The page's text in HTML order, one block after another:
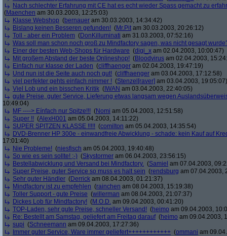
Nach schlechter Erfahrung mit CE hat es echt wieder Spass gemacht zu
(Maenchen am 30.03.2003, 12:25:03)
Klasse Webshop (bernauer am 30.03.2003, 14:34:42)
Bislang keinen Besseren gefunden! (Mr.Pit am 30.03.2003, 20:26:12)
Toll - aber ein Problem (DonKilluminati am 31.03.2003, 07:52:16)
Was soll man schon noch groß zu Mindfactory sagen, was nicht gesagt
Einer der besten Web-Shops für Hardware (digi_x am 02.04.2003, 10:00:47)
Mit großem Abstand der beste Onlineshop! (Bloodvirus am 02.04.2003,
Einfach nur klasse der Laden (cliffhaenger am 02.04.2003, 19:47:19)
Und nun ist die Seite auch noch gut! (cliffhaenger am 03.04.2003, 17:12:58)
viel perfekter gehts einfach nimmer ! (Stenzel[raver] am 03.04.2003, 19:05:07)
Viel Lob und ein bisschen Kritik ( IWAN am 03.04.2003, 22:40:05)
gute Preise, guter Service, Lieferung etwas langsam wegen
10:49:04)
MF ----> Eínfach nur Spitze!!! (Nomi am 05.04.2003, 12:51:58)
Super !! (AlexH001 am 05.04.2003, 14:11:22)
SUPER SPITZEN KLASSE !!!!! (comilton am 05.04.2003, 14:35:54)
DVD-Brenner HP 300e - einwandfreie Abwicklung - schade: kein Kauf auf
17:01:40)
Nie Probleme! (niesfisch am 05.04.2003, 19:40:48)
So wie es sein sollte! ;-) (Skystormer am 06.04.2003, 23:56:15)
Bestellabwicklung und Versand bei Mindfactory. (Samiel am 07.04.2003,
Super Preise, guter Service so muss es halt sein (rendsburg am 07.04.2003,
Sehr guter Händler (Derrick am 08.04.2003, 01:21:37)
Mindfactory ist zu empfehlen (rainchen am 08.04.2003, 15:19:38)
Toller Support - gute Preise (willerman am 08.04.2003, 21:07:37)
Dickes Lob für Mindfactory! (M.O.D. am 09.04.2003, 00:41:20)
TOP-Laden, sehr gute Preise, schneller Versand! (heimo am 09.04.2003,
Re: Bestellt am Samstag, geliefert am Freitag darauf(heimo am 09.04.2003,
supi (Schneemann am 09.04.2003, 17:27:36)
Immer guter Service, Ware immer geliefert++++++++++++ (ommani am